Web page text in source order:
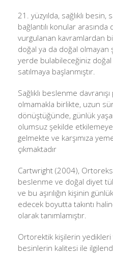
21. yüzyılda, sağlıklı besin,
bağlantılı konular
vurgulanan kavramlardan
doğal ya da doğal olmayan
yerde bulabileceğiniz
satılmaya başlanmıştır.
Sağlıklı beslenme
olmamakla birlikte, uzun
dönüştüğünde, günlük
olumsuz şekilde
gelmekte ve karşımıza
çıkmaktadır
Cartwright (2004),
beslenme ve doğal diyet
ve bu aşırılığın kişinin
edecek boyutta takıntı
olarak tanımlamıştır.
Ortorektik kişilerin
besinlerin kalitesi ile